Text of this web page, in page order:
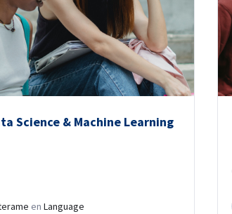
Science & Machine Learning
en Language